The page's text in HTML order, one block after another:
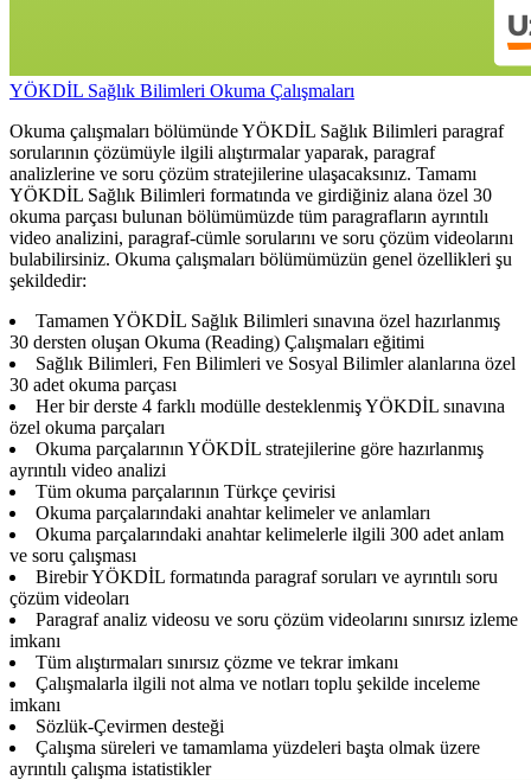
YÖKDİL Sağlık Bilimleri Okuma Çalışmaları
Okuma çalışmaları bölümünde YÖKDİL Sağlık Bilimleri paragraf
sorularının çözümüyle ilgili alıştırmalar yaparak, paragraf
analizlerine ve soru çözüm stratejilerine ulaşacaksınız. Tamamı
YÖKDİL Sağlık Bilimleri formatında ve girdiğiniz alana özel 30
okuma parçası bulunan bölümümüzde tüm paragrafların ayrıntılı
video analizini, paragraf-cümle sorularını ve soru çözüm videolarını
bulabilirsiniz. Okuma çalışmaları bölümümüzün genel özellikleri şu
şekildedir:
Tamamen YÖKDİL Sağlık Bilimleri sınavına özel hazırlanmış
30 dersten oluşan Okuma (Reading) Çalışmaları eğitimi
Sağlık Bilimleri, Fen Bilimleri ve Sosyal Bilimler alanlarına özel
30 adet okuma parçası
Her bir derste 4 farklı modülle desteklenmiş YÖKDİL sınavına
özel okuma parçaları
Okuma parçalarının YÖKDİL stratejilerine göre hazırlanmış
ayrıntılı video analizi
Tüm okuma parçalarının Türkçe çevirisi
Okuma parçalarındaki anahtar kelimeler ve anlamları
Okuma parçalarındaki anahtar kelimelerle ilgili 300 adet anlam
ve soru çalışması
Birebir YÖKDİL formatında paragraf soruları ve ayrıntılı soru
çözüm videoları
Paragraf analiz videosu ve soru çözüm videolarını sınırsız izleme
imkanı
Tüm alıştırmaları sınırsız çözme ve tekrar imkanı
Çalışmalarla ilgili not alma ve notları toplu şekilde inceleme
imkanı
Sözlük-Çevirmen desteği
Çalışma süreleri ve tamamlama yüzdeleri başta olmak üzere
ayrıntılı çalışma istatistikler